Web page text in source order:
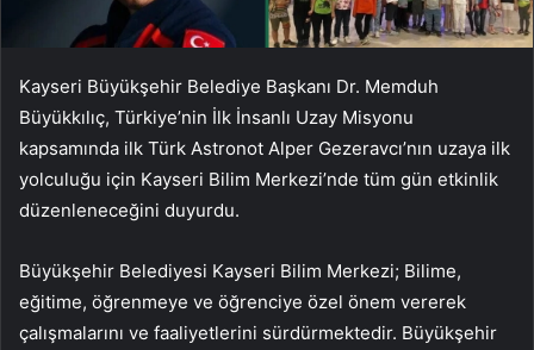
Kayseri Büyükşehir Belediye Başkanı Dr. Memduh
Büyükkılıç, Türkiye’nin İlk İnsanlı Uzay Misyonu
kapsamında ilk Türk Astronot Alper Gezeravcı’nın uzaya ilk
yolculuğu için Kayseri Bilim Merkezi’nde tüm gün etkinlik
düzenleneceğini duyurdu.
Büyükşehir Belediyesi Kayseri Bilim Merkezi; Bilime,
eğitime, öğrenmeye ve öğrenciye özel önem vererek
çalışmalarını ve faaliyetlerini sürdürmektedir. Büyükşehir